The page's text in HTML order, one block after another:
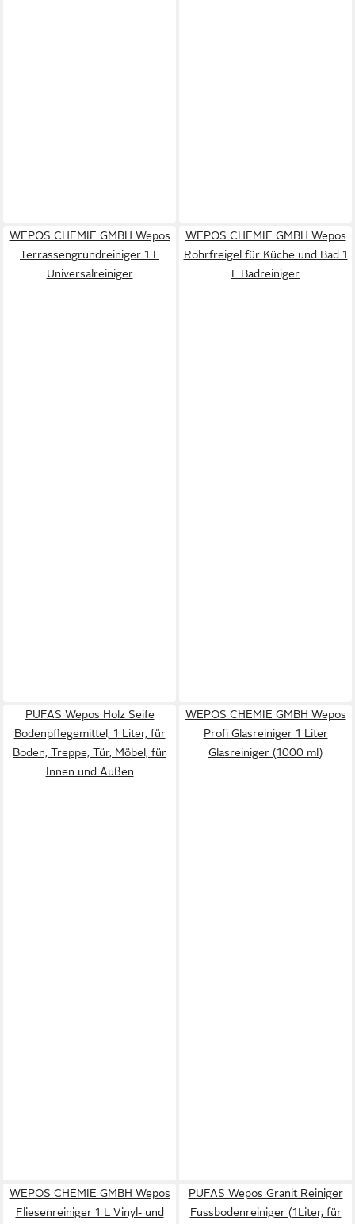
WEPOS CHEMIE GMBH Wepos
Terrassengrundreiniger 1 L
Universalreiniger
WEPOS CHEMIE GMBH Wepos
Rohrfreigel für Küche und Bad 1
L Badreiniger
PUFAS Wepos Holz Seife
Bodenpflegemittel, 1 Liter, für
Boden, Treppe, Tür, Möbel, für
Innen und Außen
WEPOS CHEMIE GMBH Wepos
Profi Glasreiniger 1 Liter
Glasreiniger (1000 ml)
WEPOS CHEMIE GMBH Wepos
Fliesenreiniger 1 L Vinyl- und
PUFAS Wepos Granit Reiniger
Fussbodenreiniger (1Liter, für